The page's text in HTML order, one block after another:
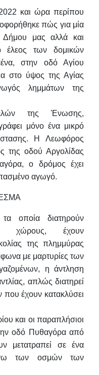
και ώρα περίπου
πώς για μία
Δήμου μας αλλά και
έλεος των δομικών
στην οδό Αγίου
στο ύψος της Αγίας
λημμάτων της
της Ένωσης,
μόνο ένα μικρό
Η Λεωφόρος
της οδού Αργολίδας
ο δρόμος έχει
αγωγό.
οποία διατηρούν
χώρους, έχουν
της πλημμύρας
με μαρτυρίες των
η άντληση
απλώς διατηρεί
έχουν κατακλύσει
και οι παραπλήσιοι
οδό Πυθαγόρα από
μετατραπεί σε ένα
των οσμών των